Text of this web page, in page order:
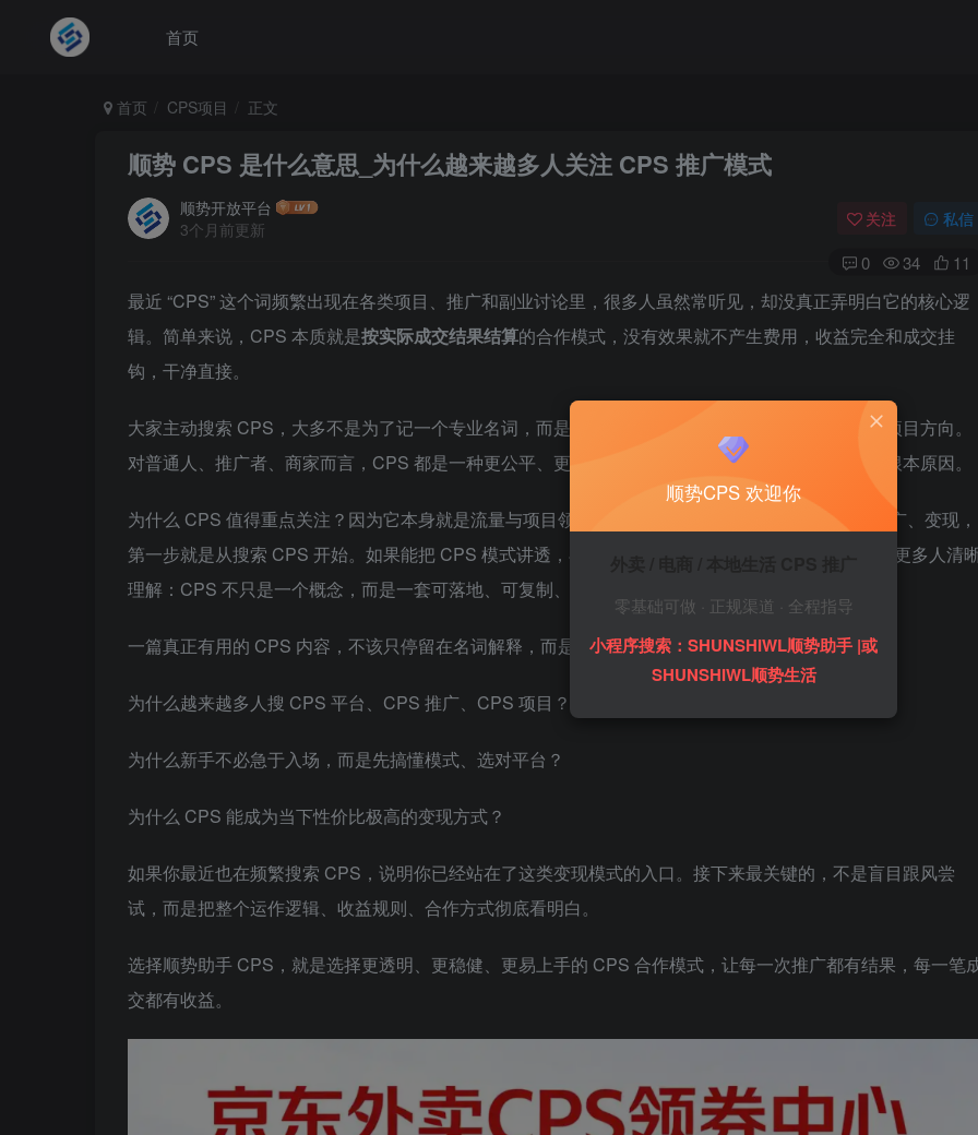
首页
首页 CPS项目 正文
顺势 CPS 是什么意思_为什么越来越多人关注 CPS 推广模式
顺势开放平台
3个月前更新
关注 私信
0 34 11
最近 “CPS” 这个词频繁出现在各类项目、推广和副业讨论里，很多人虽然常听见，却没真正弄明白它的核心逻
辑。简单来说，CPS 本质就是按实际成交结果结算的合作模式，没有效果就不产生费用，收益完全和成交挂
钩，干净直接。
大家主动搜索 CPS，大多不是为了记一个专业名词，而是在找
的项目方向。
对普通人、推广者、商家而言，CPS 都是一种更公平、更易落地的合作方式，这也是它越来越火的根本原因。
为什么 CPS 值得重点关注？因为它本身就是流量与项目领域的核心关键词。很多新手接触副业、推广、变现，
第一步就是从搜索 CPS 开始。如果能把 CPS 模式讲透，再结合顺势 CPS 的实际应用场景，就能让更多人清
理解：CPS 不只是一个概念，而是一套可落地、可复制、可长期做的变现逻辑。
一篇真正有用的 CPS 内容，不该只停留在名词解释，而是要帮你看懂背后的逻辑：
为什么越来越多人搜 CPS 平台、CPS 推广、CPS 项目？
为什么新手不必急于入场，而是先搞懂模式、选对平台？
为什么 CPS 能成为当下性价比极高的变现方式？
如果你最近也在频繁搜索 CPS，说明你已经站在了这类变现模式的入口。接下来最关键的，不是盲目跟风尝
试，而是把整个运作逻辑、收益规则、合作方式彻底看明白。
选择顺势助手 CPS，就是选择更透明、更稳健、更易上手的 CPS 合作模式，让每一次推广都有结果，每一笔
交都有收益。
顺势CPS 欢迎你
零基础可做 · 正规渠道 · 全程指导
小程序搜索：SHUNSHIWL顺势助手 |或
SHUNSHIWL顺势生活